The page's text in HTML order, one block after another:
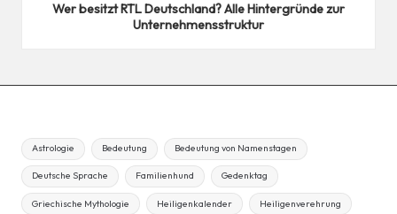
Wer besitzt RTL Deutschland? Alle Hintergründe zur
Unternehmensstruktur
Astrologie Bedeutung Bedeutung von Namenstagen
Deutsche Sprache Familienhund Gedenktag
Griechische Mythologie Heiligenkalender Heiligenverehrung